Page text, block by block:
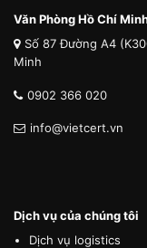
Văn Phòng Hồ Chí
Số 87 Đường A4
Minh
0902 366 020
info@vietcert.vn
Dịch vụ của chúng tôi
Dịch vụ logistics